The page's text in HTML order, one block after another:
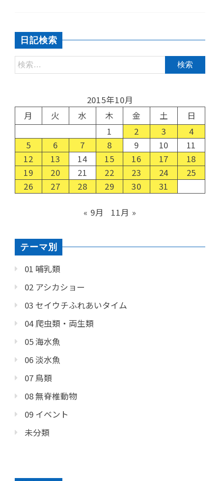
日記検索
2015年10月
月
火 水 木 金 土
日
1
2 3
4
5
6 7 8 9 10
11
12
13 14 15 16 17
18
19
20 21 22 23 24
25
26
27 28 29 30 31
« 9月 11月 »
テーマ別
01 哺乳類
02 アシカショー
03 セイウチふれあいタイム
04 爬虫類・両生類
05 海水魚
06 淡水魚
07 鳥類
08 無脊椎動物
09 イベント
未分類